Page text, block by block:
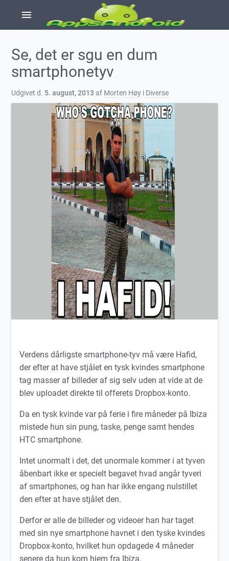
menu
Se, det er sgu en dum
smartphonetyv
Udgivet d. 5. august, 2013 af Morten Høy i Diverse
Verdens dårligste smartphone-tyv må være Hafid,
der efter at have stjålet en tysk kvindes smartphone
tag masser af billeder af sig selv uden at vide at de
blev uploadet direkte til offerets Dropbox-konto.
Da en tysk kvinde var på ferie i fire måneder på Ibiza
mistede hun sin pung, taske, penge samt hendes
HTC smartphone.
Intet unormalt i det, det unormale kommer i at tyven
åbenbart ikke er specielt begavet hvad angår tyveri
af smartphones, og han har ikke engang nulstillet
den efter at have stjålet den.
Derfor er alle de billeder og videoer han har taget
med sin nye smartphone havnet i den tyske kvindes
Dropbox-konto, hvilket hun opdagede 4 måneder
senere da hun kom hjem fra Ibiza.